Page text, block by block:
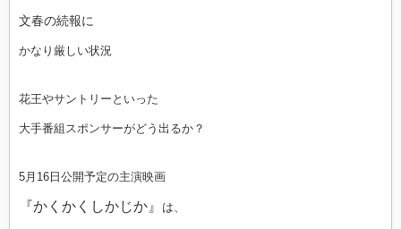
文春の続報に
かなり厳しい状況
花王やサントリーといった
大手番組スポンサーがどう出るか？
5月16日公開予定の主演映画
『かくかくしかじか』 は、